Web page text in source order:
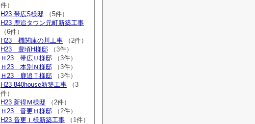
件）
H23 帯広S様邸 （5件）
H23 鹿追タウン元町新築工事
（6件）
H23 機関庫の川工事 （2件）
H23 豊頃H様邸 （3件）
Ｈ23 帯広Ｕ様邸 （3件）
Ｈ23 本別Ｎ様邸 （3件）
Ｈ23 鹿追Ｔ様邸 （3件）
H23 840house新築工事 （3
件）
H23 新得Ｍ様邸 （2件）
Ｈ23 音更Ｈ様邸 （2件）
H23 音更Ｉ様新築工事 （1件）